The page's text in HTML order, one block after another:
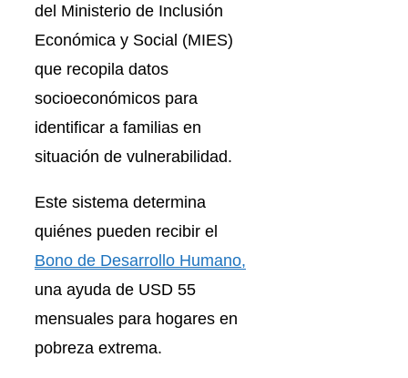
del Ministerio de Inclusión
Económica y Social (MIES)
que recopila datos
socioeconómicos para
identificar a familias en
situación de vulnerabilidad.
Este sistema determina
quiénes pueden recibir el
Bono de Desarrollo Humano,
una ayuda de USD 55
mensuales para hogares en
pobreza extrema.